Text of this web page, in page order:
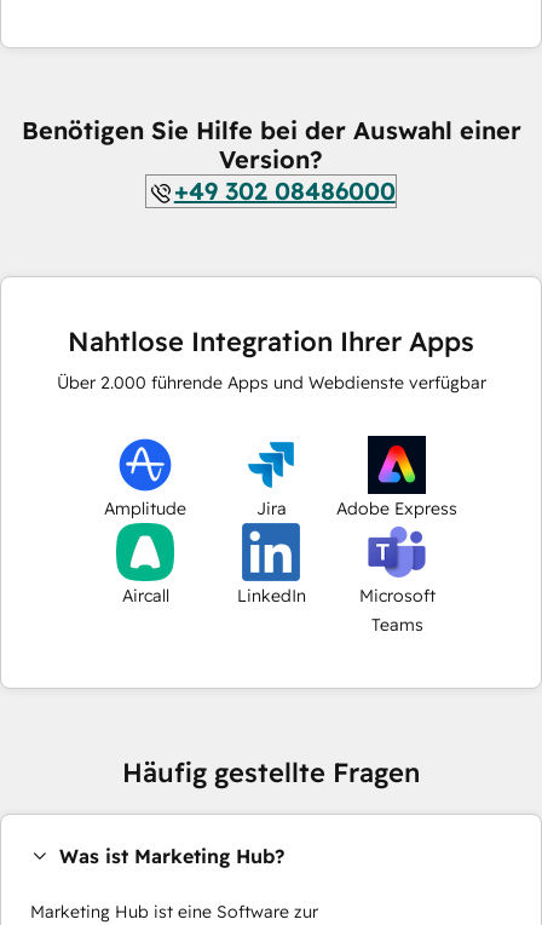
Benötigen Sie Hilfe bei der Auswahl einer
Version?
+49 302 08486000
Nahtlose Integration Ihrer Apps
Über 2.000 führende Apps und Webdienste verfügbar
Amplitude Jira Adobe Express
Aircall LinkedIn
Microsoft
Teams
Häufig gestellte Fragen
Was ist Marketing Hub?
Marketing Hub ist eine Software zur